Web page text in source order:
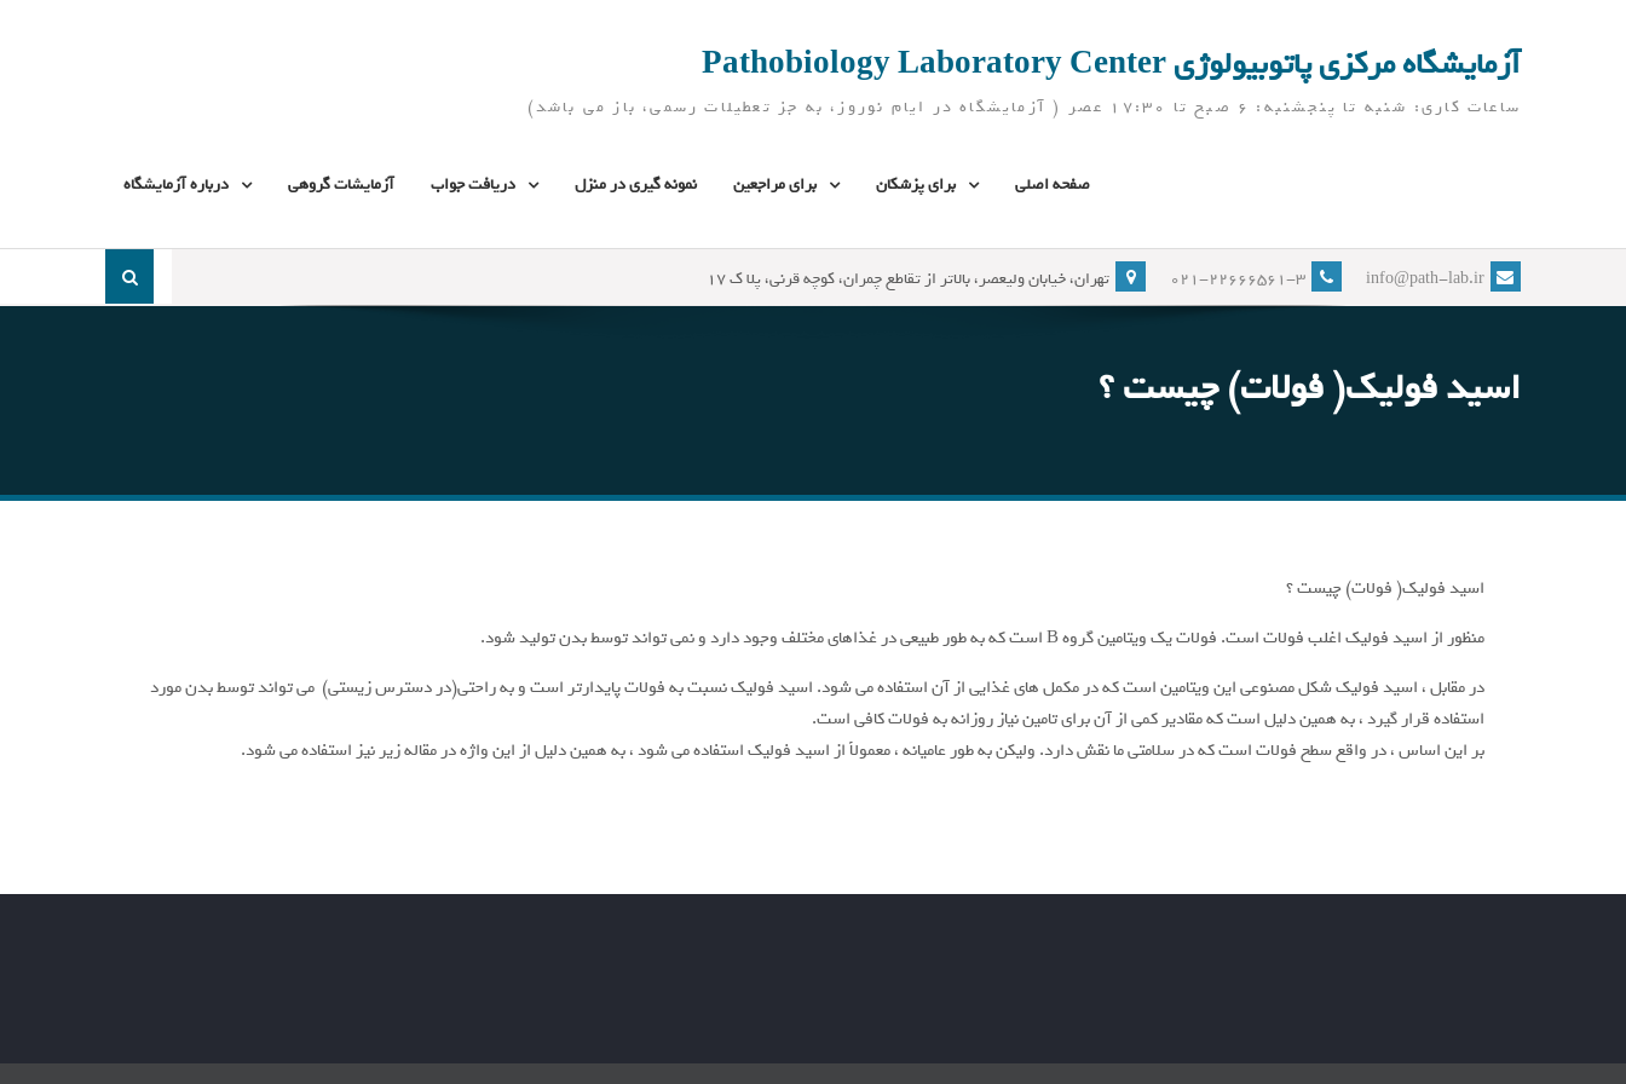
آزمایشگاه مرکزی پاتوبیولوژی Pathobiology Laboratory Center
ساعات کاری: شنبه تا پنجشنبه: 6 صبح تا 17:30 عصر ( آزمایشگاه در ایام نوروز، به جز تعطیلات رسمی، باز می باشد)
صفحه اصلی برای پزشکان برای مراجعین نمونه گیری در منزل دریافت جواب آزمایشات گروهی درباره آزمایشگاه
info@path-lab.ir
021-22666561-3 تهران، خیابان ولیعصر، بالاتر از تقاطع چمران، کوچه قرنی، پلا ک 17
جست
اسید فولیک( فولات) چیست ؟
اسید فولیک( فولات) چیست ؟
منظور از اسید فولیک اغلب فولات است. فولات یک ویتامین گروه B است که به طور طبیعی در غذاهای مختلف وجود دارد و نمی تواند توسط بدن تولید شود.
در مقابل ، اسید فولیک شکل مصنوعی این ویتامین است که در مکمل های غذایی از آن استفاده می شود. اسید فولیک نسبت به فولات پایدارتر است و به راحتی(در دسترس زیستی) می تواند توسط بدن مورد
استفاده قرار گیرد ، به همین دلیل است که مقادیر کمی از آن برای تامین نیاز روزانه به فولات کافی است.
بر این اساس ، در واقع سطح فولات است که در سلامتی ما نقش دارد. ولیکن به طور عامیانه ، معمولاً از اسید فولیک استفاده می شود ، به همین دلیل از این واژه در مقاله زیر نیز استفاده می شود.